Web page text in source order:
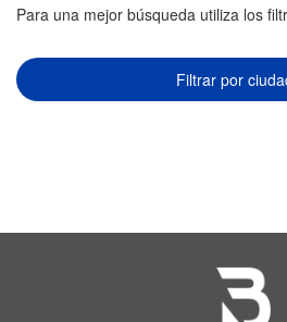
Para una mejor búsqueda utiliza los
Filtrar por